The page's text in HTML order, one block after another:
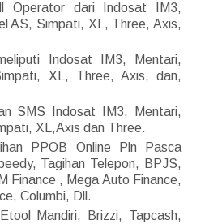
Operator dari Indosat IM3,
AS, Simpati, XL, Three, Axis,
Indosat IM3, Mentari,
XL, Three, Axis, dan,
SMS Indosat IM3, Mentari,
XL,Axis dan Three.
PPOB Online Pln Pasca
Tagihan Telepon, BPJS,
Finance , Mega Auto Finance,
Columbi, Dll.
Mandiri, Brizzi, Tapcash,